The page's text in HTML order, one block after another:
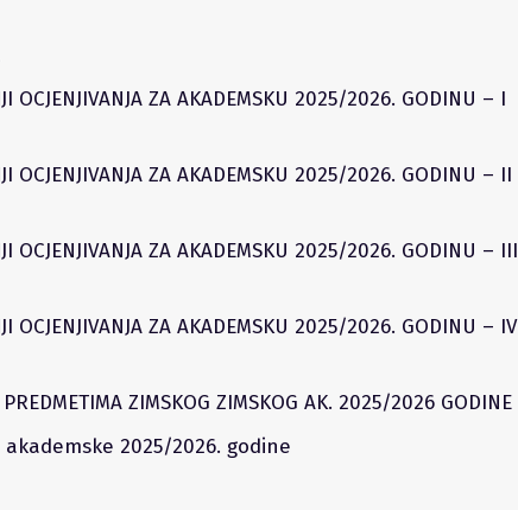
OCJENJIVANJA ZA AKADEMSKU 2025/2026. GODINU – I
OCJENJIVANJA ZA AKADEMSKU 2025/2026. GODINU – II
OCJENJIVANJA ZA AKADEMSKU 2025/2026. GODINU – III
OCJENJIVANJA ZA AKADEMSKU 2025/2026. GODINU – IV
ZIMSKOG ZIMSKOG AK. 2025/2026 GODINE
2025/2026. godine